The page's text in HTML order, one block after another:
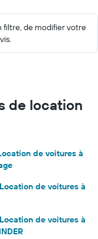
filtre, de modifier votre
de location
de voitures à
Location de voitures à
Location de voitures à